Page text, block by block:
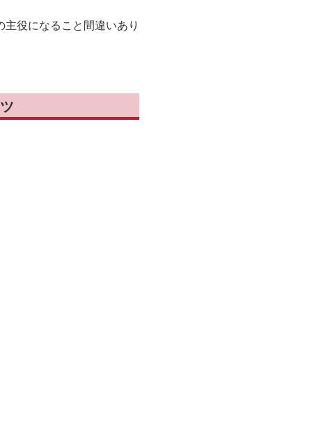
役になること間違いあり